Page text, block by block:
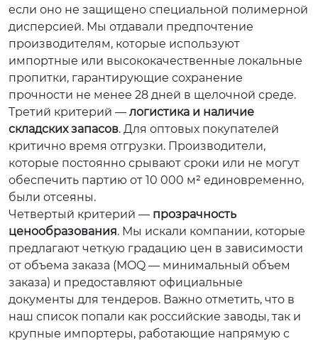
если оно не защищено специальной полимерной
дисперсией. Мы отдавали предпочтение
производителям, которые используют
импортные или высококачественные локальные
пропитки, гарантирующие сохранение
прочности не менее 28 дней в щелочной среде.
Третий критерий — логистика и наличие
складских запасов. Для оптовых покупателей
критично время отгрузки. Производители,
которые постоянно срывают сроки или не могут
обеспечить партию от 10 000 м² единовременно,
были отсеяны.
Четвертый критерий — прозрачность
ценообразования. Мы искали компании, которые
предлагают четкую градацию цен в зависимости
от объема заказа (MOQ — минимальный объем
заказа) и предоставляют официальные
документы для тендеров. Важно отметить, что в
наш список попали как российские заводы, так и
крупные импортеры, работающие напрямую с